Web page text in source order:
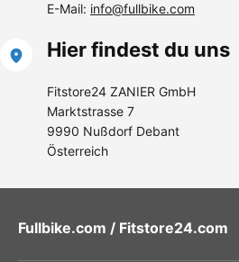
E-Mail: info@fullbike.com
Hier findest du uns
Fitstore24 ZANIER GmbH
Marktstrasse 7
9990 Nußdorf Debant
Österreich
Fullbike.com / Fitstore24.com